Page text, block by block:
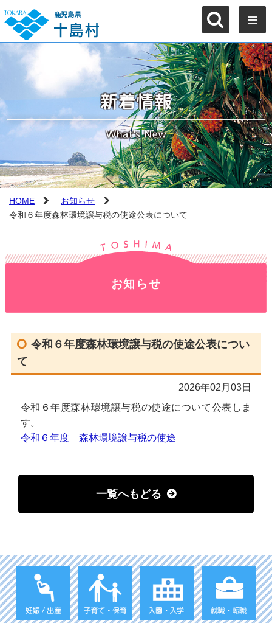
HOME
お知らせ
令和６年度森林環境譲与税の使途公表について
お知らせ
令和６年度森林環境譲与税の使途公表につい
て
2026年02月03日
令和６年度森林環境譲与税の使途について公表しま
す。
令和６年度 森林環境譲与税の使途
一覧へもどる